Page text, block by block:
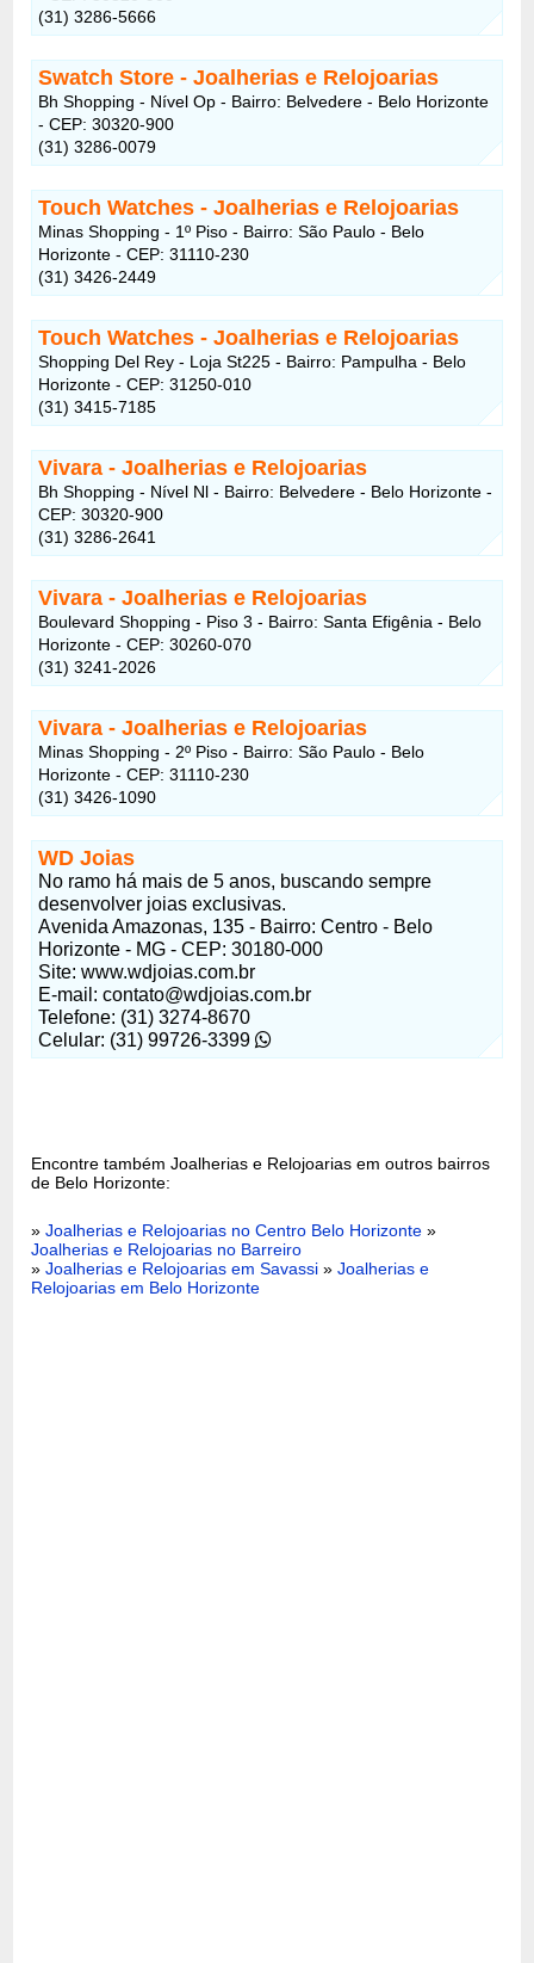
(31) 3286-5666
Swatch Store - Joalherias e Relojoarias
Bh Shopping - Nível Op - Bairro: Belvedere - Belo Horizonte
- CEP: 30320-900
(31) 3286-0079
Touch Watches - Joalherias e Relojoarias
Minas Shopping - 1º Piso - Bairro: São Paulo - Belo
Horizonte - CEP: 31110-230
(31) 3426-2449
Touch Watches - Joalherias e Relojoarias
Shopping Del Rey - Loja St225 - Bairro: Pampulha - Belo
Horizonte - CEP: 31250-010
(31) 3415-7185
Vivara - Joalherias e Relojoarias
Bh Shopping - Nível Nl - Bairro: Belvedere - Belo Horizonte -
CEP: 30320-900
(31) 3286-2641
Vivara - Joalherias e Relojoarias
Boulevard Shopping - Piso 3 - Bairro: Santa Efigênia - Belo
Horizonte - CEP: 30260-070
(31) 3241-2026
Vivara - Joalherias e Relojoarias
Minas Shopping - 2º Piso - Bairro: São Paulo - Belo
Horizonte - CEP: 31110-230
(31) 3426-1090
WD Joias
No ramo há mais de 5 anos, buscando sempre
desenvolver joias exclusivas.
Avenida Amazonas, 135 - Bairro: Centro - Belo
Horizonte - MG - CEP: 30180-000
Site: www.wdjoias.com.br
E-mail:contato@wdjoias.com.br
Telefone: (31) 3274-8670
Celular: (31) 99726-3399
Encontre também Joalherias e Relojoarias em outros bairros
de Belo Horizonte:
»Joalherias e Relojoarias no Centro Belo Horizonte »
Joalherias e Relojoarias no Barreiro
»Joalherias e Relojoarias em Savassi »Joalherias e
Relojoarias em Belo Horizonte